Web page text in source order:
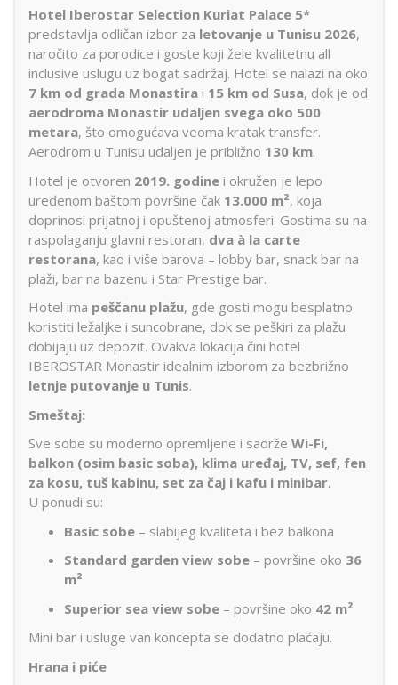
Hotel Iberostar Selection Kuriat Palace 5*
predstavlja odličan izbor za letovanje u Tunisu 2026,
naročito za porodice i goste koji žele kvalitetnu all
inclusive uslugu uz bogat sadržaj. Hotel se nalazi na oko
7 km od grada Monastira i 15 km od Susa, dok je od
aerodroma Monastir udaljen svega oko 500
metara, što omogućava veoma kratak transfer.
Aerodrom u Tunisu udaljen je približno 130 km.
Hotel je otvoren 2019. godine i okružen je lepo
uređenom baštom površine čak 13.000 m², koja
doprinosi prijatnoj i opuštenoj atmosferi. Gostima su na
raspolaganju glavni restoran, dva à la carte
restorana, kao i više barova – lobby bar, snack bar na
plaži, bar na bazenu i Star Prestige bar.
Hotel ima peščanu plažu, gde gosti mogu besplatno
koristiti ležaljke i suncobrane, dok se peškiri za plažu
dobijaju uz depozit. Ovakva lokacija čini hotel
IBEROSTAR Monastir idealnim izborom za bezbrižno
letnje putovanje u Tunis.
Smeštaj:
Sve sobe su moderno opremljene i sadrže Wi-Fi,
balkon (osim basic soba), klima uređaj, TV, sef, fen
za kosu, tuš kabinu, set za čaj i kafu i minibar.
U ponudi su:
Basic sobe – slabijeg kvaliteta i bez balkona
Standard garden view sobe – površine oko 36
m²
Superior sea view sobe – površine oko 42 m²
Mini bar i usluge van koncepta se dodatno plaćaju.
Hrana i piće